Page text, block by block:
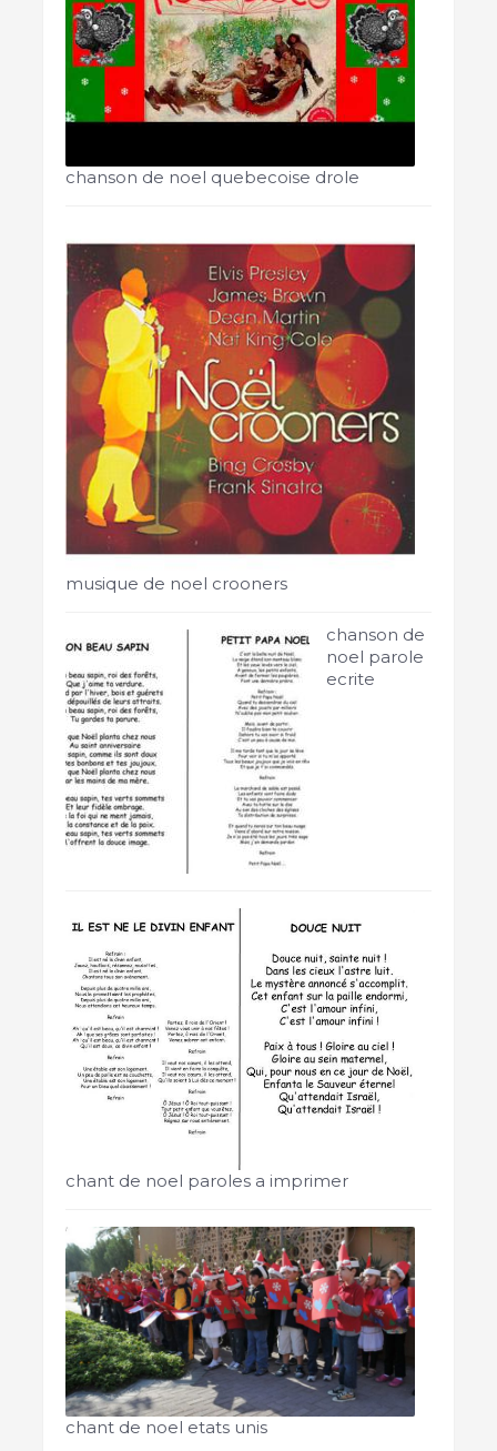
chanson de noel quebecoise drole
musique de noel crooners
chanson de
noel parole
ecrite
chant de noel paroles a imprimer
chant de noel etats unis